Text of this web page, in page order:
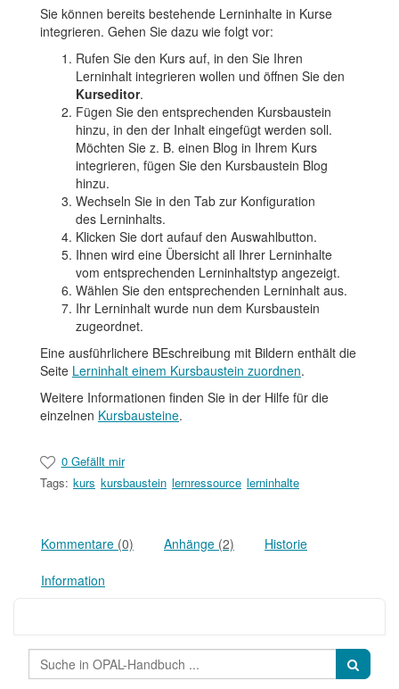
Sie können bereits bestehende Lerninhalte in Kurse
integrieren. Gehen Sie dazu wie folgt vor:
Rufen Sie den Kurs auf, in den Sie Ihren
Lerninhalt integrieren wollen und öffnen Sie den
Kurseditor.
Fügen Sie den entsprechenden Kursbaustein
hinzu, in den der Inhalt eingefügt werden soll.
Möchten Sie z. B. einen Blog in Ihrem Kurs
integrieren, fügen Sie den Kursbaustein Blog
hinzu.
Wechseln Sie in den Tab zur Konfiguration
des Lerninhalts.
Klicken Sie dort aufauf den Auswahlbutton.
Ihnen wird eine Übersicht all Ihrer Lerninhalte
vom entsprechenden Lerninhaltstyp angezeigt.
Wählen Sie den entsprechenden Lerninhalt aus.
Ihr Lerninhalt wurde nun dem Kursbaustein
zugeordnet.
Eine ausführlichere BEschreibung mit Bildern enthält die
Seite Lerninhalt einem Kursbaustein zuordnen.
Weitere Informationen finden Sie in der Hilfe für die
einzelnen Kursbausteine.
0 Gefällt mir
Tags: kurs kursbaustein lernressource lerninhalte
Kommentare (0) Anhänge (2) Historie
Information